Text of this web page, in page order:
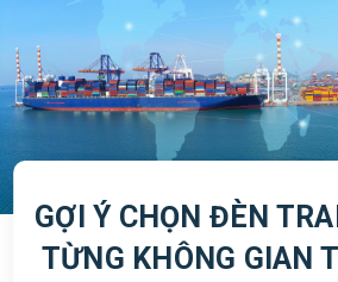
GỢI Ý CHỌN ĐÈN
TỪNG KHÔNG GIAN